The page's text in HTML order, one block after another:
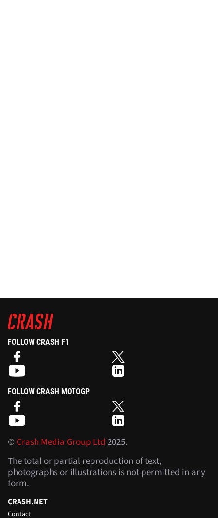
FOLLOW CRASH F1
FOLLOW CRASH MOTOGP
©Crash Media Group Ltd 2025.
The total or partial reproduction of text,
photographs or illustrations is not permitted in any
form.
CRASH.NET
Contact